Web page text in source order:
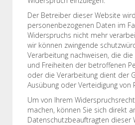
Der Betreiber dieser Website
personenbezogenen Daten im
Widerspruchs nicht mehr
wir können zwingende
Verarbeitung nachweisen, die die
und Freiheiten der betroffenen
oder die Verarbeitung dient der
Ausübung oder Verteidigung von
Um von Ihrem
machen, können Sie sich direkt
Datenschutzbeauftragten dieser